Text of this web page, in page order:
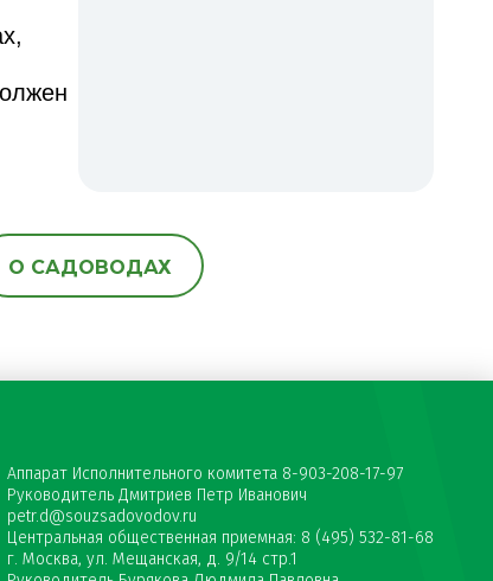
О САДОВОДАХ
Аппарат Исполнительного комитета 8-903-208-17-97
Руководитель Дмитриев Петр Иванович
petr.d@souzsadovodov.ru
Центральная общественная приемная: 8 (495) 532-81-68
г. Москва, ул. Мещанская, д. 9/14 стр.1